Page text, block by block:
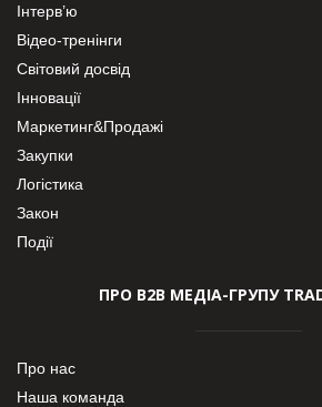
Інтерв’ю
Відео-тренінги
Світовий досвід
Інновації
Маркетинг&Продажі
Закупки
Логістика
Закон
Події
ПРО В2В МЕДІА-ГРУПУ
Про нас
Наша команда